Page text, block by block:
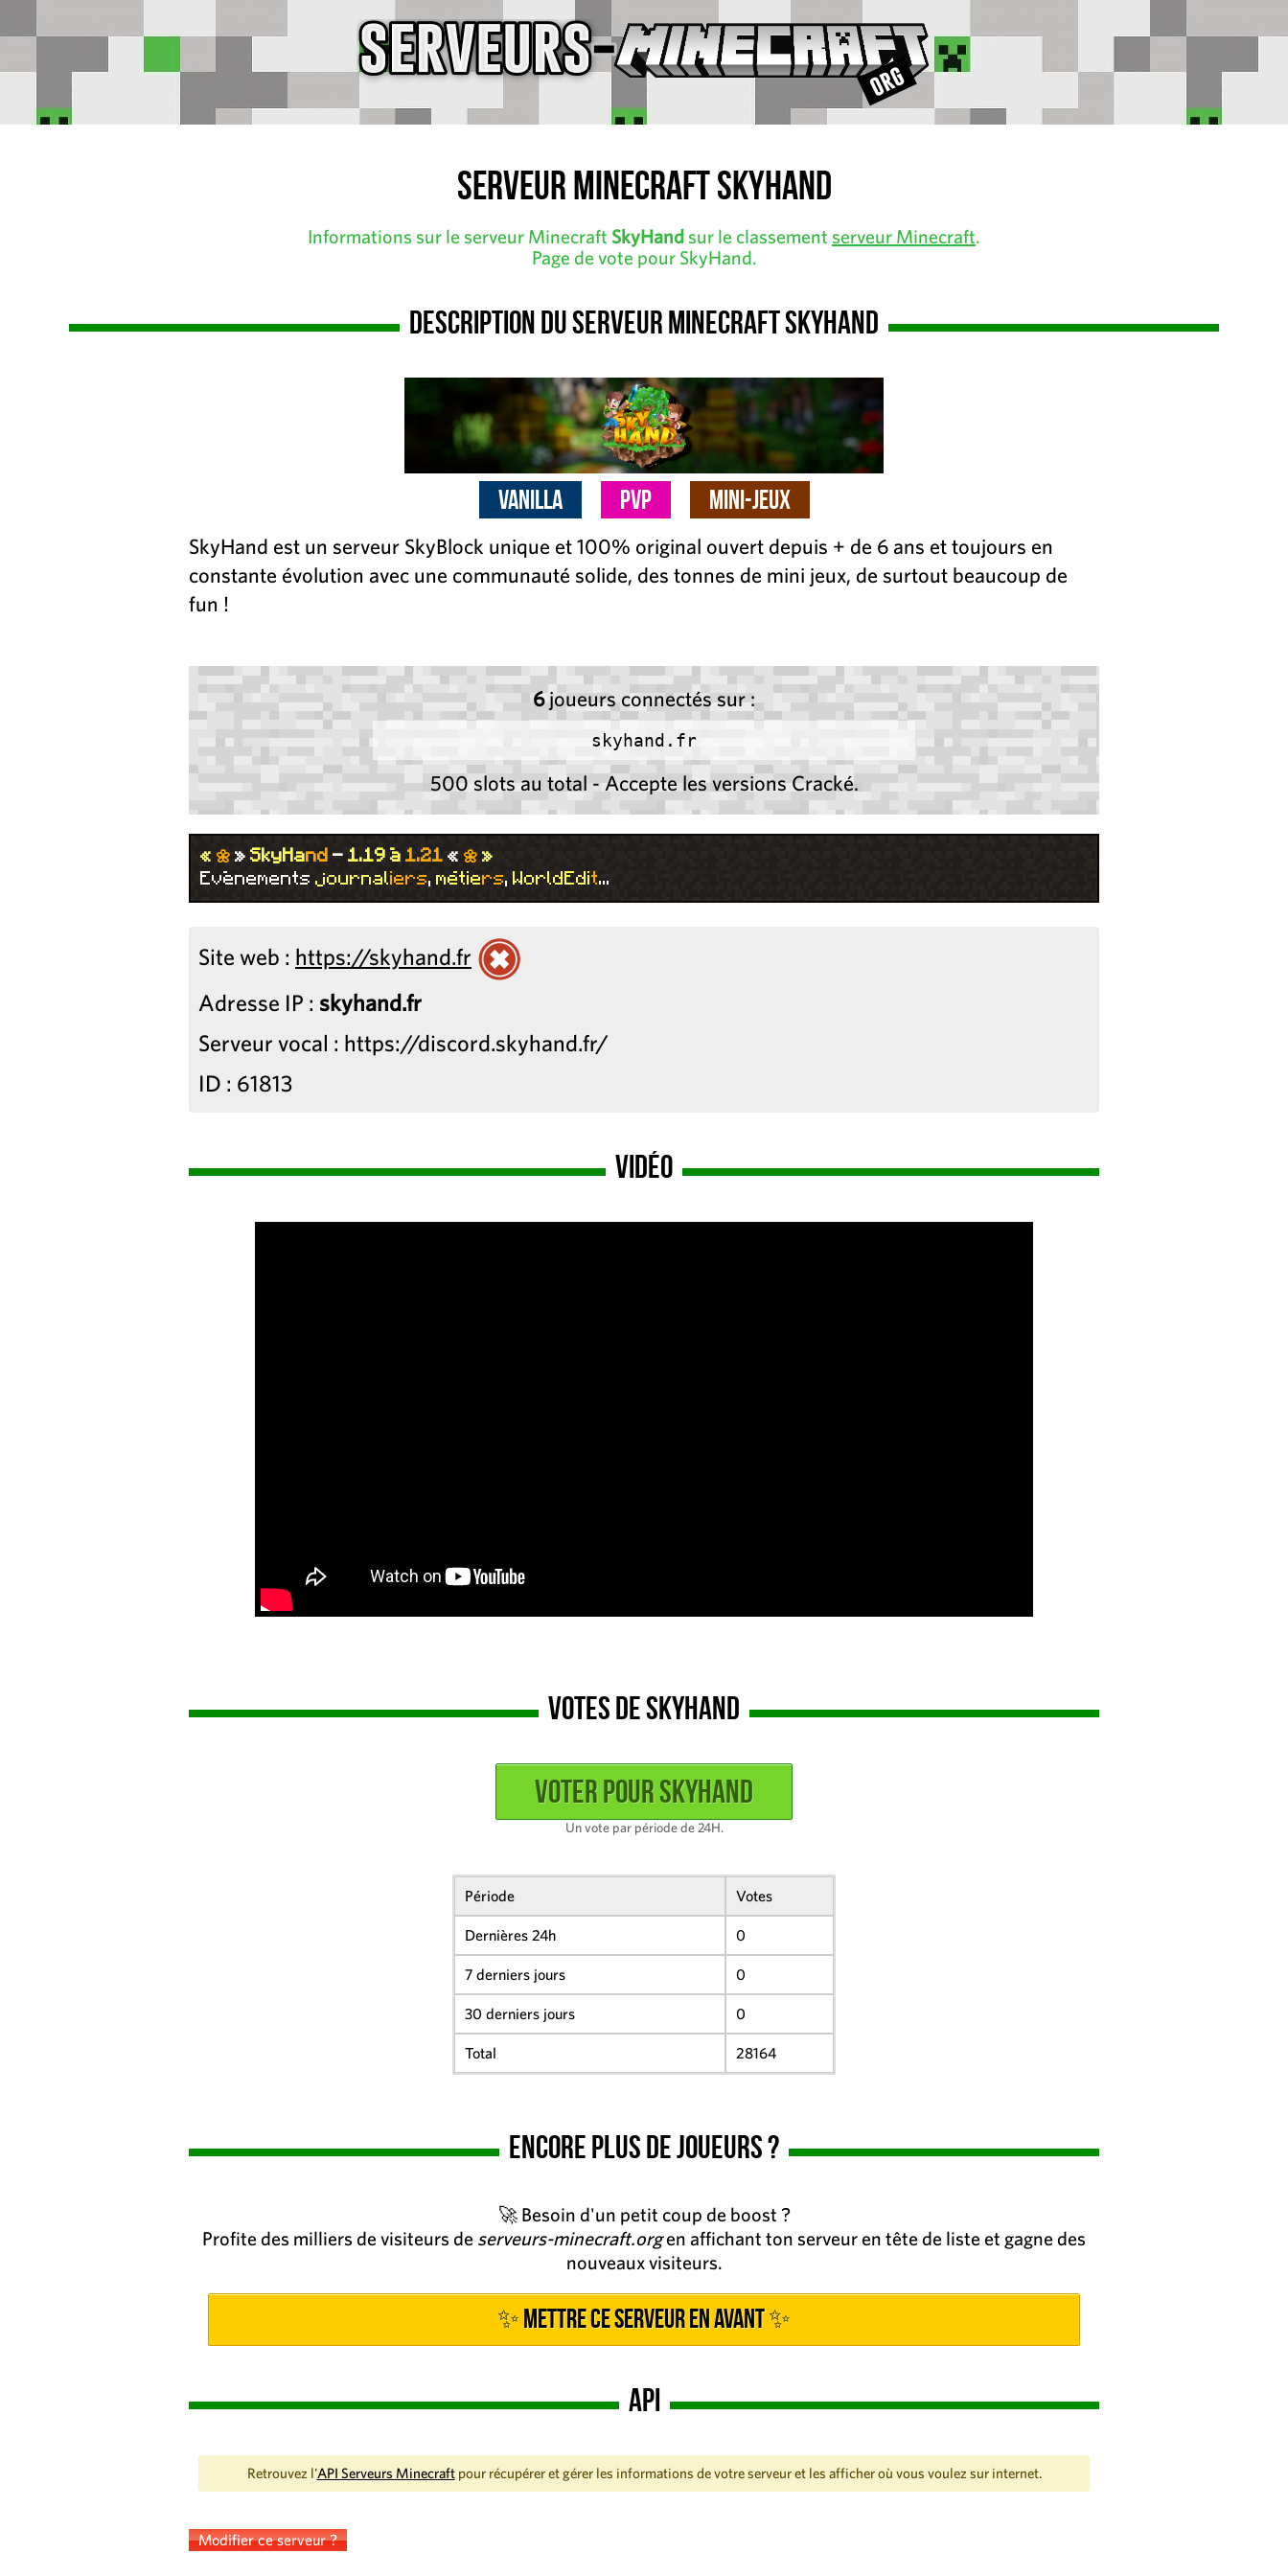
Serveur Minecraft SkyHand
Informations sur le serveur Minecraft SkyHand sur le classement serveur Minecraft.
Page de vote pour SkyHand.
Description du serveur Minecraft SkyHand
Vanilla PvP Mini-Jeux
SkyHand est un serveur SkyBlock unique et 100% original ouvert depuis + de 6 ans et toujours en
constante évolution avec une communauté solide, des tonnes de mini jeux, de surtout beaucoup de
fun !
6joueurs connectés sur :
skyhand.fr
500 slots au total - Accepte les versions Cracké.
« 🌼 » SkyH and - 1.19 à 1.21 « 🌼 »
Evènements journaliers, métiers, W orld Ed it...
Site web : https://skyhand.fr
Adresse IP : skyhand.fr
Serveur vocal : https://discord.skyhand.fr/
ID : 61813
Vidéo
Votes de SkyHand
Un vote par période de 24H.
Période Votes
Dernières 24h 0
7 derniers jours 0
30 derniers jours 0
Total 28164
Encore plus de joueurs ?
🚀 Besoin d'un petit coup de boost ?
Profite des milliers de visiteurs de serveurs-minecraft.orgen affichant ton serveur en tête de liste et gagne des
nouveaux visiteurs.
✨ Mettre ce serveur en avant ✨
API
Retrouvez l'API Serveurs Minecraftpour récupérer et gérer les informations de votre serveur et les afficher où vous voulez sur internet.
Modifier ce serveur ?